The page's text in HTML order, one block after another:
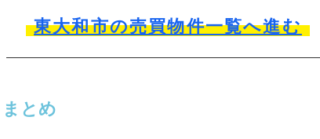
東大和市の売買物件一覧へ進む
まとめ